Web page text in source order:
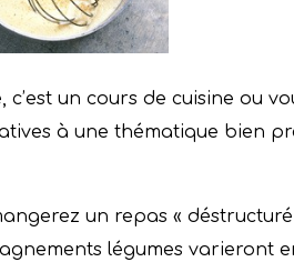
c’est un cours de cuisine ou
à une thématique bien
un repas «
légumes varieront